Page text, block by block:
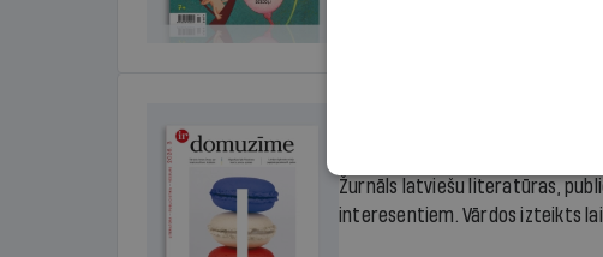
Žurnāls latviešu literatūras,
interesentiem. Vārdos izteikts